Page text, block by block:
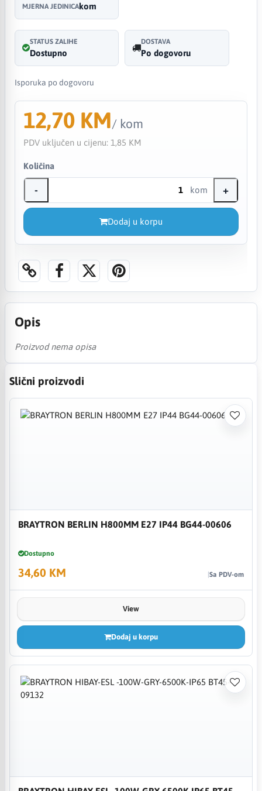
MJERNA JEDINICAkom
STATUS ZALIHE
Dostupno
DOSTAVA
Po dogovoru
Isporuka po dogovoru
12,70 KM/ kom
PDV uključen u cijenu: 1,85 KM
Količina
- kom +
Dodaj u korpu
Opis
Proizvod nema opisa
Slični proizvodi
BRAYTRON BERLIN H800MM E27 IP44 BG44-00606
Dostupno
34,60 KM Sa PDV-om
View
Dodaj u korpu